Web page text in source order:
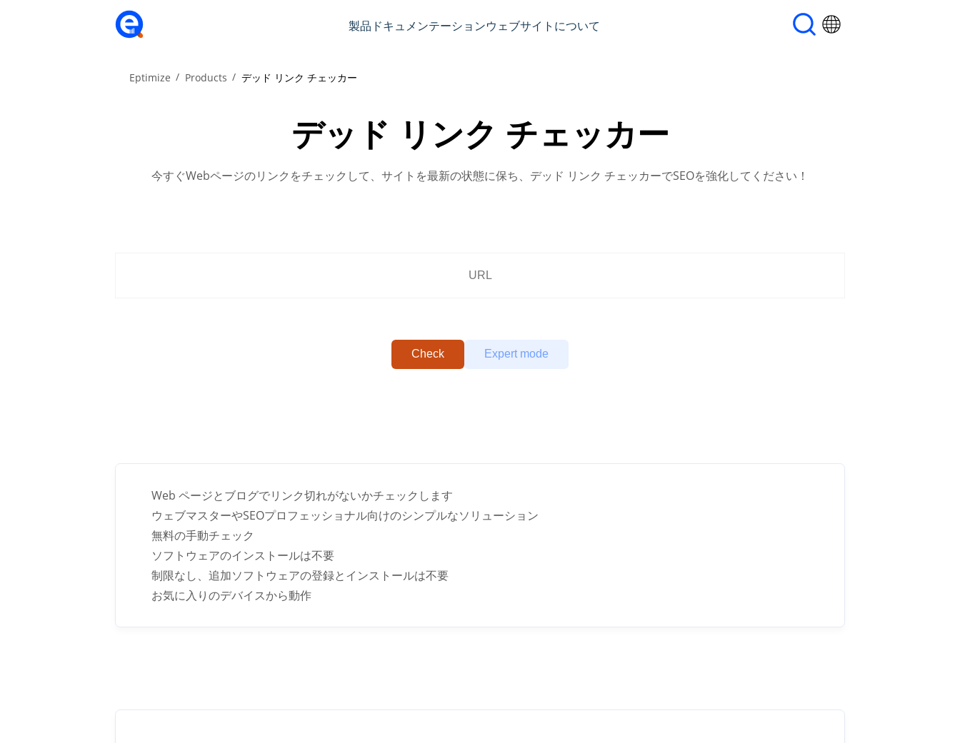
製品 ドキュメンテーションウェブサイト について
Eptimize Products デッド リンク チェッカー
デッド リンク チェッカー
今すぐWebページのリンクをチェックして、サイトを最新の状態に保ち、デッド リンク チェッカーでSEOを強化してください！
Check Expert mode
Web ページとブログでリンク切れがないかチェックします
ウェブマスターやSEOプロフェッショナル向けのシンプルなソリューション
無料の手動チェック
ソフトウェアのインストールは不要
制限なし、追加ソフトウェアの登録とインストールは不要
お気に入りのデバイスから動作